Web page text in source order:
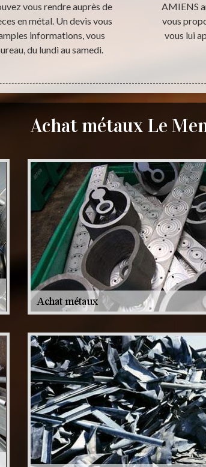
vous rendre auprès de
en métal. Un devis vous
informations, vous
du lundi au samedi.
AMIENS
vous
vous lui
Achat métaux Le